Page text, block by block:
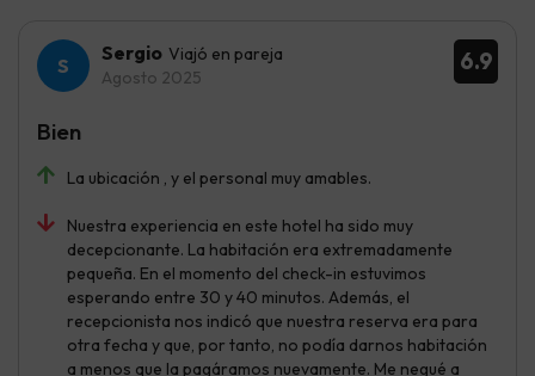
6.9
Sergio Viajó en pareja
Agosto 2025
La ubicación , y el personal muy amables.
Nuestra experiencia en este hotel ha sido muy
decepcionante. La habitación era extremadamente
pequeña. En el momento del check-in estuvimos
esperando entre 30 y 40 minutos. Además, el
recepcionista nos indicó que nuestra reserva era para
otra fecha y que, por tanto, no podía darnos habitación
a menos que la pagáramos nuevamente. Me negué a
Bien